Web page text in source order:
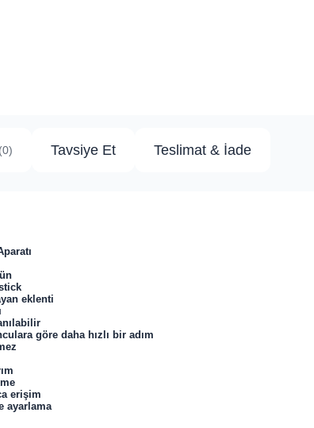
(0) Tavsiye Et Teslimat & İade
eklenti
göre daha hızlı bir adım
erişim
ayarlama